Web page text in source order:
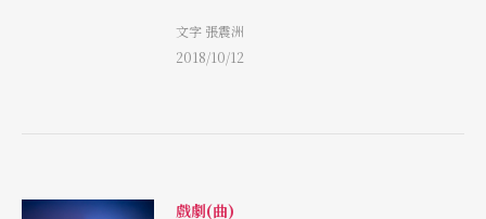
文字 張震洲
2018/10/12
戲劇(曲)